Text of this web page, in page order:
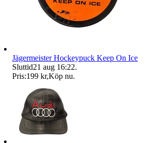
Jägermeister Hockeypuck Keep On Ice
Sluttid21 aug 16:22.
Pris:199 kr,Köp nu.